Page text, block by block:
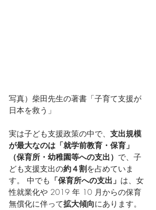
写真）柴田先生の著書「子育て支援が
日本を救う」
実は子ども支援政策の中で、 支出規模
が最大なのは「就学前教育・保育」
（保育所・幼稚園等への支出） で、子
ども支援支出の約４割を占めていま
す。 中でも 「保育所への支出」 は、女
性就業化や 2019 年 10 月からの保育
無償化に伴って拡大傾向にあります。